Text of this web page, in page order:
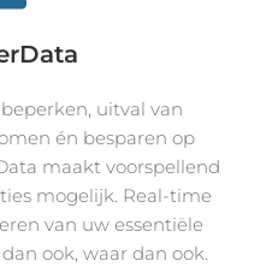
uitval van
én besparen op
maakt voorspellend
mogelijk. Real-time
van uw essentiële
ook, waar dan ook.